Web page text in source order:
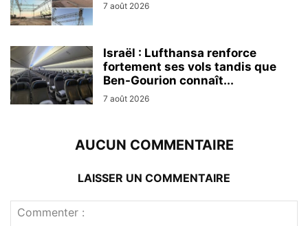
7 août 2026
Israël : Lufthansa renforce
fortement ses vols tandis que
Ben-Gourion connaît...
7 août 2026
AUCUN COMMENTAIRE
LAISSER UN COMMENTAIRE